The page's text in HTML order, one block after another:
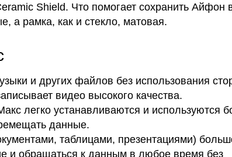
Shield. Что помогает сохранить Айфон
а рамка, как и стекло, матовая.
и других файлов без использования
видео высокого качества.
легко устанавливаются и используются
данные.
таблицами, презентациями)
и обращаться к данным в любое время без